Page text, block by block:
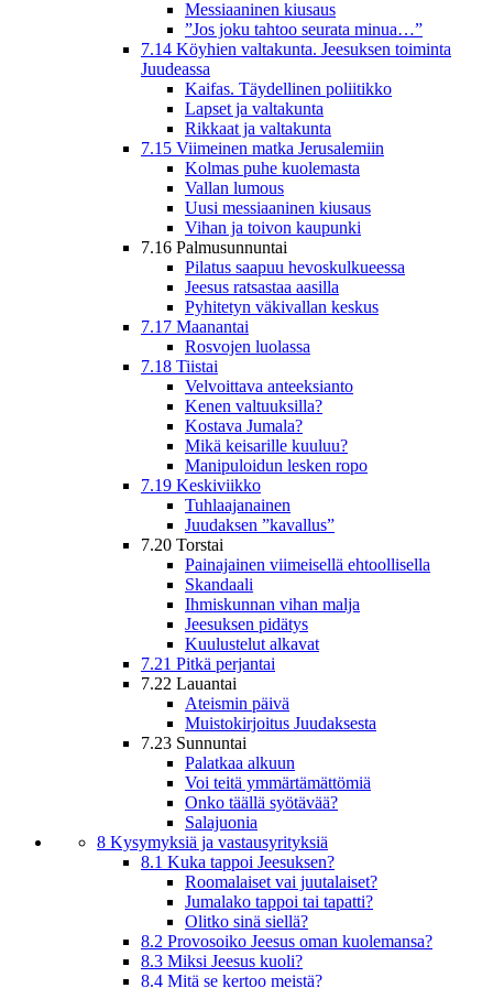
Messiaaninen kiusaus
”Jos joku tahtoo seurata minua…”
7.14 Köyhien valtakunta. Jeesuksen toiminta
Juudeassa
Kaifas. Täydellinen poliitikko
Lapset ja valtakunta
Rikkaat ja valtakunta
7.15 Viimeinen matka Jerusalemiin
Kolmas puhe kuolemasta
Vallan lumous
Uusi messiaaninen kiusaus
Vihan ja toivon kaupunki
7.16 Palmusunnuntai
Pilatus saapuu hevoskulkueessa
Jeesus ratsastaa aasilla
Pyhitetyn väkivallan keskus
7.17 Maanantai
Rosvojen luolassa
7.18 Tiistai
Velvoittava anteeksianto
Kenen valtuuksilla?
Kostava Jumala?
Mikä keisarille kuuluu?
Manipuloidun lesken ropo
7.19 Keskiviikko
Tuhlaajanainen
Juudaksen ”kavallus”
7.20 Torstai
Painajainen viimeisellä ehtoollisella
Skandaali
Ihmiskunnan vihan malja
Jeesuksen pidätys
Kuulustelut alkavat
7.21 Pitkä perjantai
7.22 Lauantai
Ateismin päivä
Muistokirjoitus Juudaksesta
7.23 Sunnuntai
Palatkaa alkuun
Voi teitä ymmärtämättömiä
Onko täällä syötävää?
Salajuonia
8 Kysymyksiä ja vastausyrityksiä
8.1 Kuka tappoi Jeesuksen?
Roomalaiset vai juutalaiset?
Jumalako tappoi tai tapatti?
Olitko sinä siellä?
8.2 Provosoiko Jeesus oman kuolemansa?
8.3 Miksi Jeesus kuoli?
8.4 Mitä se kertoo meistä?